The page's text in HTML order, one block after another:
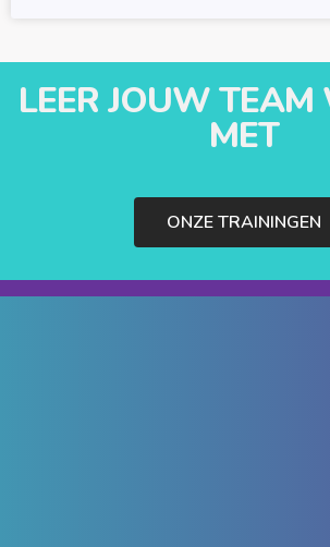
LEER JOUW TEAM
MET
ONZE TRAININGEN